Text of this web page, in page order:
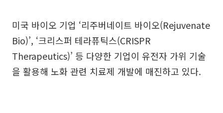
미국 바이오 기업 ‘리주버네이트 바이오(Rejuvenate
Bio)’, ‘크리스퍼 테라퓨틱스(CRISPR
Therapeutics)’ 등 다양한 기업이 유전자 가위 기술
을 활용해 노화 관련 치료제 개발에 매진하고 있다.